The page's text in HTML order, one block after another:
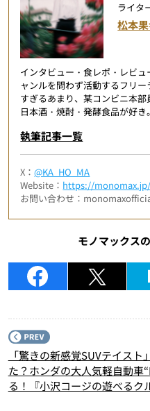
ライタ
松本
インタビュー・食レポ・レビ
ャンルを問わず活動するフリ
すぎるあまり、某コンビニ本部
日本酒・焼酎・発酵食品が好き。
執筆記事一覧
X：@KA_HO_MA
Website： https://monomax.jp/
お問い合わせ：
モノマックス
「驚きの新感覚SUVテイス
た？ホンダの大人気軽自動車
る！『小沢コージの遊べるク